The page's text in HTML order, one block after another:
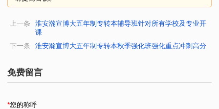
上一条
淮安瀚宣博大五年制专转本辅导班针对所有学校及专业开
课
下一条
淮安瀚宣博大五年制专转本秋季强化班强化重点冲刺高分
免费留言
*您的称呼